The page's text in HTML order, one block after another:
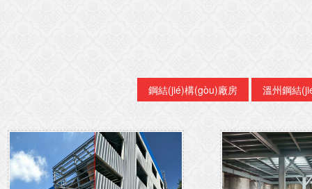
鋼結(jié)構(gòu)廠房 溫州鋼結